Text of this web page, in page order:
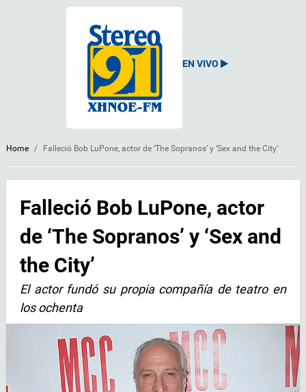
EN VIVO
Home / Falleció Bob LuPone, actor de ‘The Sopranos’ y ‘Sex and the City’
Falleció Bob LuPone, actor
de ‘The Sopranos’ y ‘Sex and
the City’
El actor fundó su propia compañía de teatro en
los ochenta